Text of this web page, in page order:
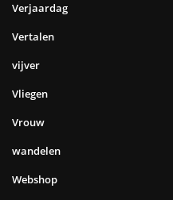
Verjaardag
Vertalen
vijver
Vliegen
Vrouw
wandelen
Webshop